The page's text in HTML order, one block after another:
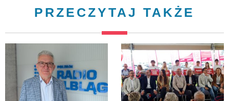
PRZECZYTAJ TAKŻE